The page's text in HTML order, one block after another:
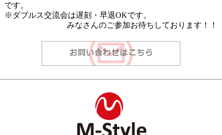
です。
※ダブルス交流会は遅刻・早退OKです。
みなさんのご参加お待ちしております！！